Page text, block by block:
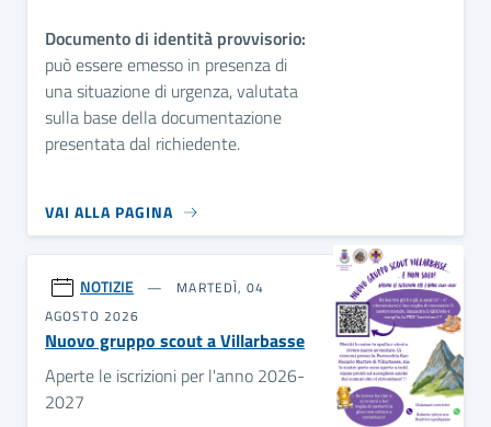
Documento di identità provvisorio:
può essere emesso in presenza di
una situazione di urgenza, valutata
sulla base della documentazione
presentata dal richiedente.
VAI ALLA PAGINA
NOTIZIE
MARTEDÌ, 04
AGOSTO 2026
Nuovo gruppo scout a Villarbasse
Aperte le iscrizioni per l'anno 2026-
2027